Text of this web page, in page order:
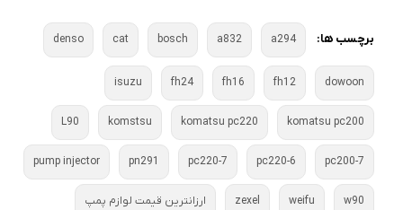
برچسب ها: a294
a832
bosch
cat
denso
dowoon
fh12
fh16
fh24
isuzu
komatsu pc200
komatsu pc220
komstsu
L90
pc200-7
pc220-6
pc220-7
pn291
pump injector
w90
weifu
zexel ارزانترین قیمت لوازم پمپ